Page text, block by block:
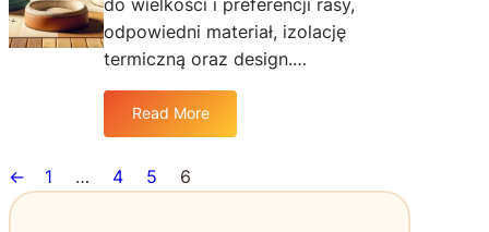
e
g
o
w
i
odpowiedni materiał, izolację
termiczną oraz design.…
Read More
k
← 1 … 4 5 6